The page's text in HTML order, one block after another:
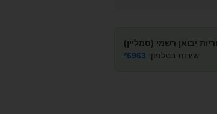
יבואן רשמי (סמליין)
שירות בטלפון: 6963*